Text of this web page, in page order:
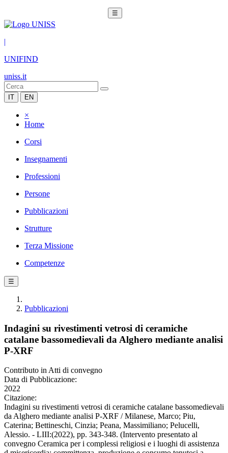
☰
|
UNIFIND
uniss.it
IT EN
×
Home
Corsi
Insegnamenti
Professioni
Persone
Pubblicazioni
Strutture
Terza Missione
Competenze
☰
Pubblicazioni
Indagini su rivestimenti vetrosi di ceramiche
catalane bassomedievali da Alghero mediante analisi
P-XRF
Contributo in Atti di convegno
Data di Pubblicazione:
2022
Citazione:
Indagini su rivestimenti vetrosi di ceramiche catalane bassomedievali
da Alghero mediante analisi P-XRF / Milanese, Marco; Piu,
Caterina; Bettineschi, Cinzia; Peana, Massimiliano; Pelucelli,
Alessio. - LIII:(2022), pp. 343-348. (Intervento presentato al
convegno Ceramica per i complessi religiosi e i luoghi di assistenza